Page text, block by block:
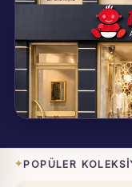
Eynesil / Giresun
Pazartesi–Cumartesi
POPÜLER